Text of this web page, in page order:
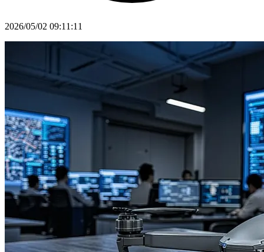
2026/05/02 09:11:11